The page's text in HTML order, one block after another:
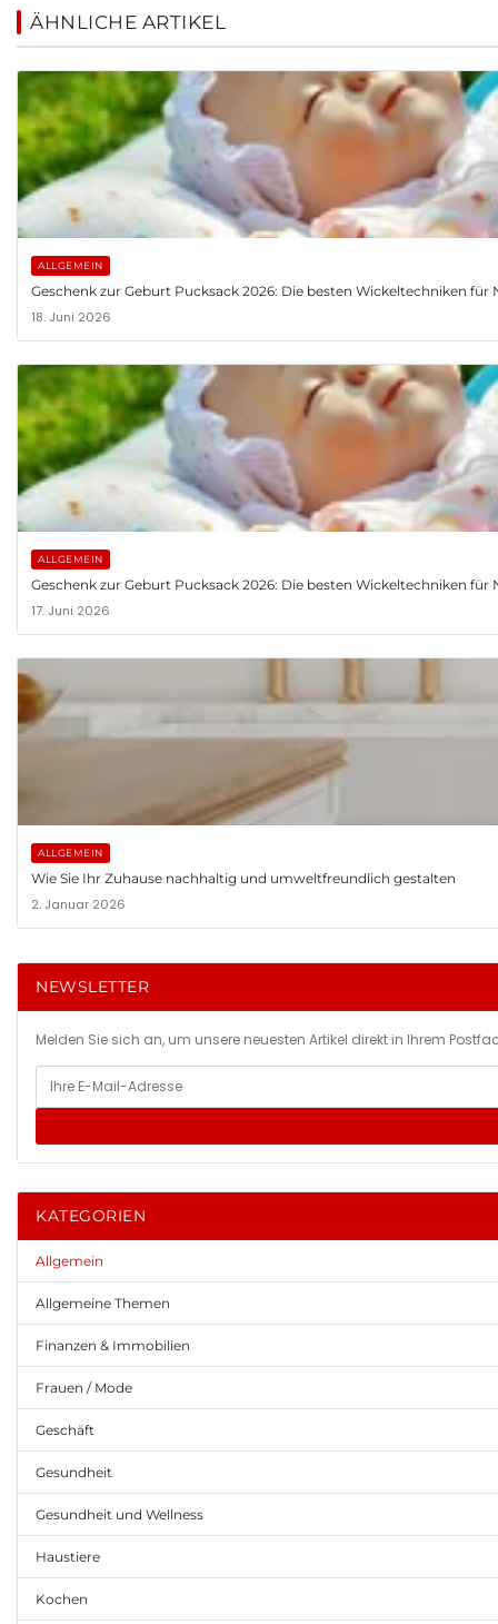
ÄHNLICHE ARTIKEL
ALLGEMEIN
Geschenk zur Geburt Pucksack 2026: Die besten Wickeltechniken für
18. Juni 2026
ALLGEMEIN
Geschenk zur Geburt Pucksack 2026: Die besten Wickeltechniken für
17. Juni 2026
ALLGEMEIN
Wie Sie Ihr Zuhause nachhaltig und umweltfreundlich gestalten
2. Januar 2026
NEWSLETTER
Melden Sie sich an, um unsere neuesten Artikel direkt in Ihrem
KATEGORIEN
Allgemein
Allgemeine Themen
Finanzen & Immobilien
Frauen / Mode
Geschäft
Gesundheit
Gesundheit und Wellness
Haustiere
Kochen